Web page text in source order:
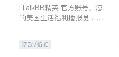
iTalkBB精英 官方账号。您
的美国生活福利播报员，精
专属福利。
活动/折扣